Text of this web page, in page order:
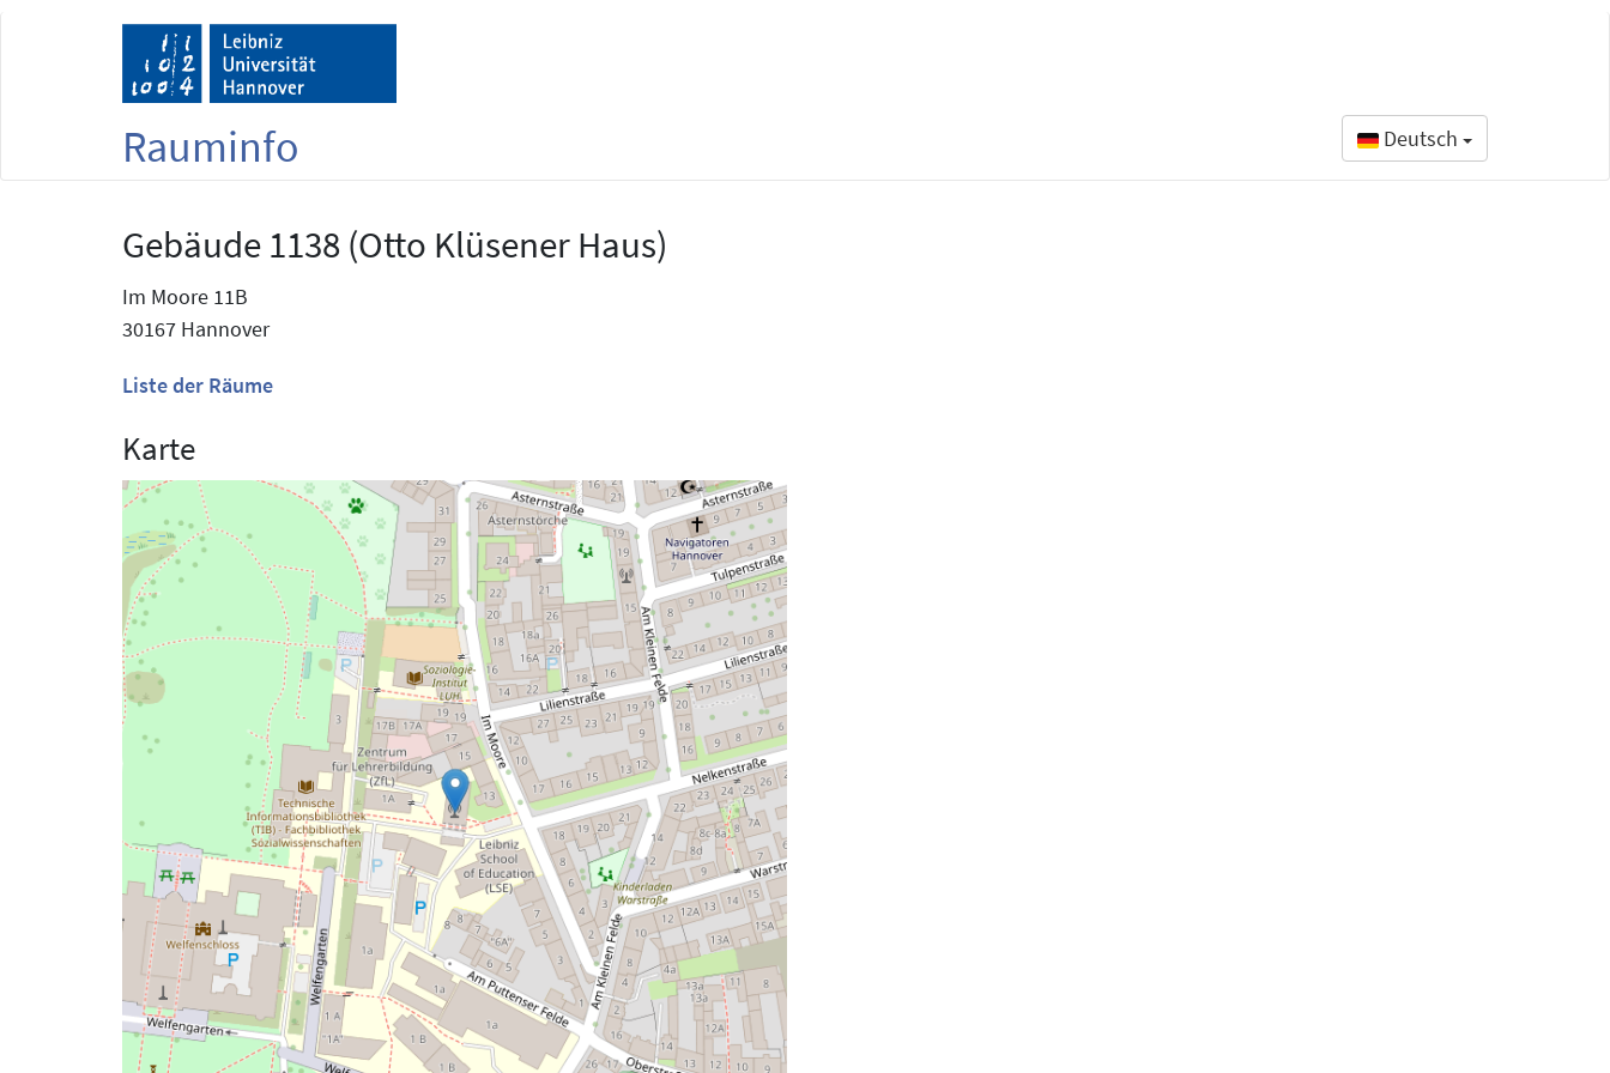
Rauminfo Deutsch
Gebäude 1138 (Otto Klüsener Haus)
Im Moore 11B
30167 Hannover
Liste der Räume
Karte